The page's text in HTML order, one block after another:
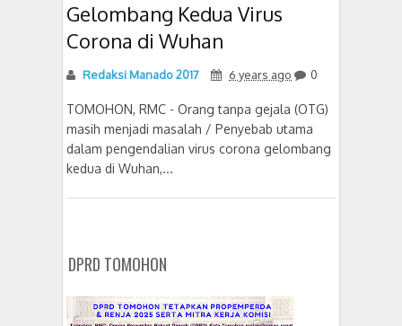
Gelombang Kedua Virus
Corona di Wuhan
Redaksi Manado 2017 6 years ago 0
TOMOHON, RMC - Orang tanpa gejala (OTG)
masih menjadi masalah / Penyebab utama
dalam pengendalian virus corona gelombang
kedua di Wuhan,...
DPRD TOMOHON